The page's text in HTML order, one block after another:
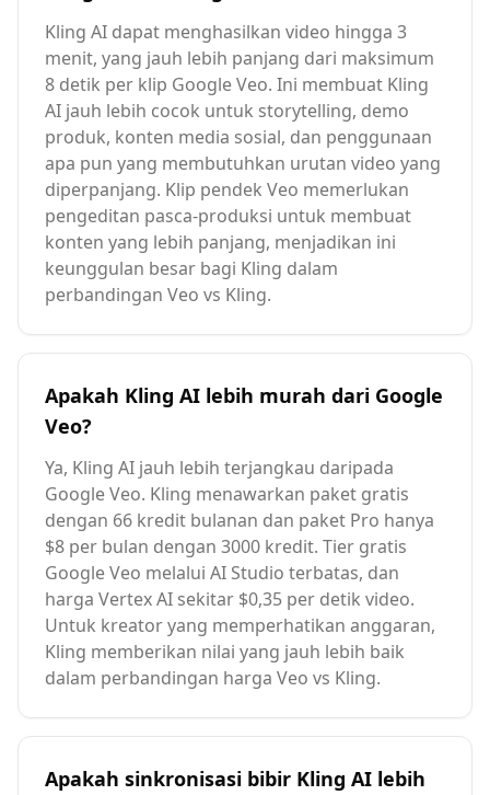
Kling AI dapat menghasilkan video hingga 3
menit, yang jauh lebih panjang dari maksimum
8 detik per klip Google Veo. Ini membuat Kling
AI jauh lebih cocok untuk storytelling, demo
produk, konten media sosial, dan penggunaan
apa pun yang membutuhkan urutan video yang
diperpanjang. Klip pendek Veo memerlukan
pengeditan pasca-produksi untuk membuat
konten yang lebih panjang, menjadikan ini
keunggulan besar bagi Kling dalam
perbandingan Veo vs Kling.
Apakah Kling AI lebih murah dari Google
Veo?
Ya, Kling AI jauh lebih terjangkau daripada
Google Veo. Kling menawarkan paket gratis
dengan 66 kredit bulanan dan paket Pro hanya
$8 per bulan dengan 3000 kredit. Tier gratis
Google Veo melalui AI Studio terbatas, dan
harga Vertex AI sekitar $0,35 per detik video.
Untuk kreator yang memperhatikan anggaran,
Kling memberikan nilai yang jauh lebih baik
dalam perbandingan harga Veo vs Kling.
Apakah sinkronisasi bibir Kling AI lebih